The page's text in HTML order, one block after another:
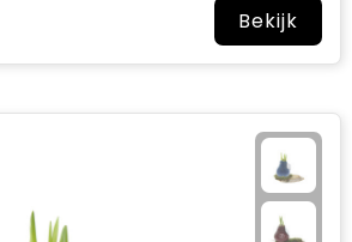
Bekijk